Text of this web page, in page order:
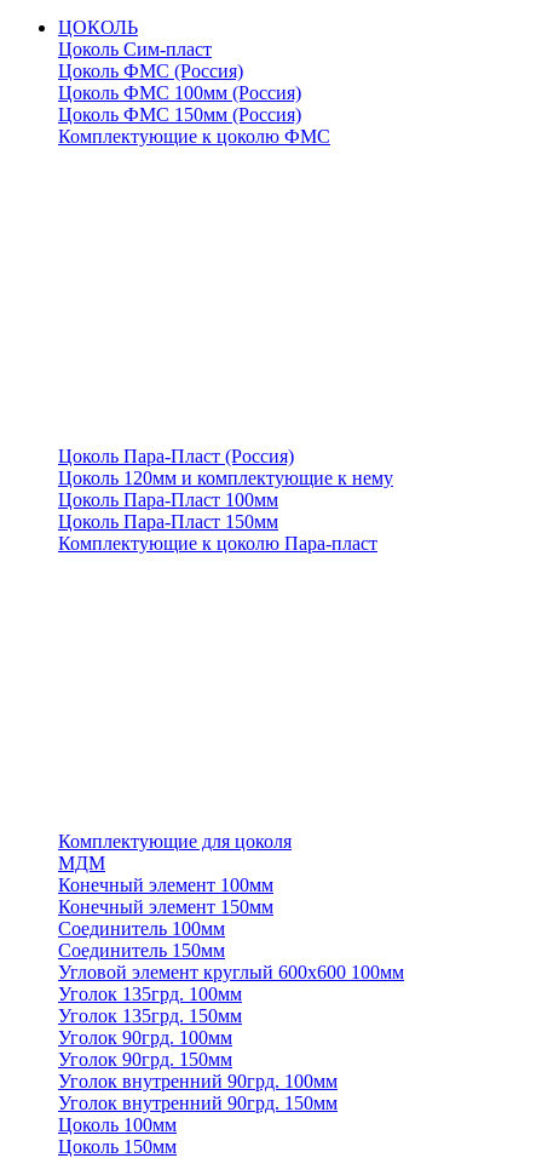
ЦОКОЛЬ
Цоколь Сим-пласт
Цоколь ФМС (Россия)
Цоколь ФМС 100мм (Россия)
Цоколь ФМС 150мм (Россия)
Комплектующие к цоколю ФМС
Цоколь Пара-Пласт (Россия)
Цоколь 120мм и комплектующие к нему
Цоколь Пара-Пласт 100мм
Цоколь Пара-Пласт 150мм
Комплектующие к цоколю Пара-пласт
Комплектующие для цоколя
МДМ
Конечный элемент 100мм
Конечный элемент 150мм
Соединитель 100мм
Соединитель 150мм
Угловой элемент круглый 600х600 100мм
Уголок 135грд. 100мм
Уголок 135грд. 150мм
Уголок 90грд. 100мм
Уголок 90грд. 150мм
Уголок внутренний 90грд. 100мм
Уголок внутренний 90грд. 150мм
Цоколь 100мм
Цоколь 150мм